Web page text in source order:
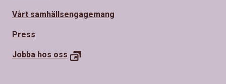
Vårt samhällsengagemang
Press
Jobba hos oss